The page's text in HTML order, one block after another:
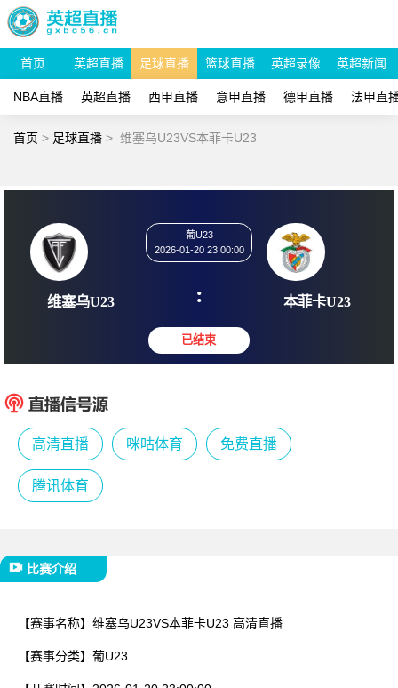
首页 英超直播 足球直播 篮球直播 英超录像 英超新闻
NBA直播 英超直播 西甲直播 意甲直播 德甲直播 法甲直
首页 > 足球直播 > 维塞乌U23VS本菲卡U23
维塞乌U23
2026-01-20 23:00:00
: 本菲
高清直播 咪咕体育 免费直播
腾讯体育
比赛介绍
【赛事名称】 维塞乌U23VS本菲卡U23 高清直播
【赛事分类】 葡U23